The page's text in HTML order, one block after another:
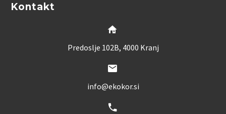
Kontakt


Predoslje 102B, 4000 Kranj


info@ekokor.si

